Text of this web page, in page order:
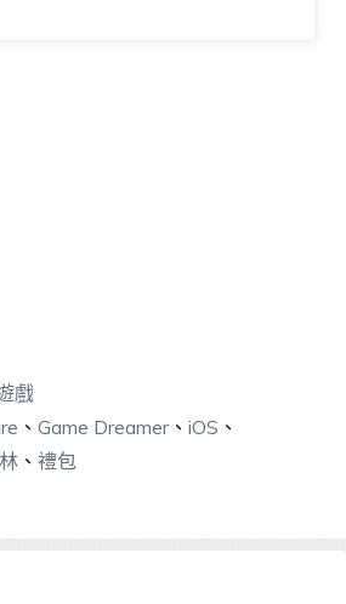
戲
、 Game Dreamer、 iOS 、
、 禮包